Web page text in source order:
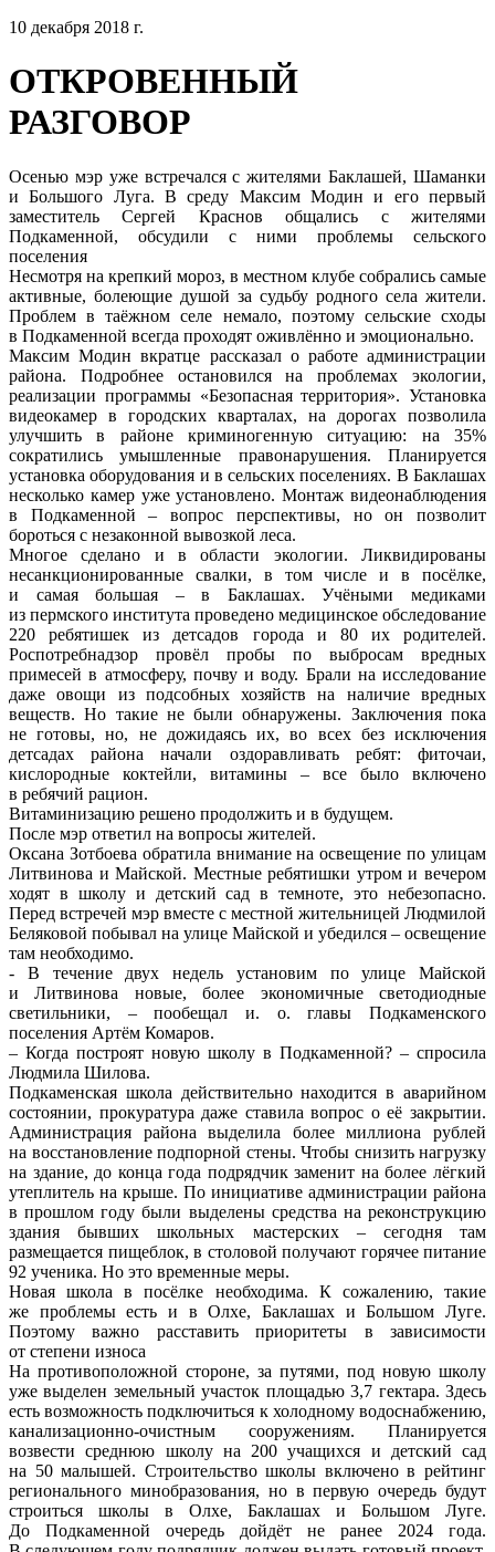
10 декабря 2018 г.
ОТКРОВЕННЫЙ
РАЗГОВОР
Осенью мэр уже встречался с жителями Баклашей, Шаманки
и Большого Луга. В среду Максим Модин и его первый
заместитель Сергей Краснов общались с жителями
Подкаменной, обсудили с ними проблемы сельского
поселения
Несмотря на крепкий мороз, в местном клубе собрались самые
активные, болеющие душой за судьбу родного села жители.
Проблем в таёжном селе немало, поэтому сельские сходы
в Подкаменной всегда проходят оживлённо и эмоционально.
Максим Модин вкратце рассказал о работе администрации
района. Подробнее остановился на проблемах экологии,
реализации программы «Безопасная территория». Установка
видеокамер в городских кварталах, на дорогах позволила
улучшить в районе криминогенную ситуацию: на 35%
сократились умышленные правонарушения. Планируется
установка оборудования и в сельских поселениях. В Баклашах
несколько камер уже установлено. Монтаж видеонаблюдения
в Подкаменной – вопрос перспективы, но он позволит
бороться с незаконной вывозкой леса.
Многое сделано и в области экологии. Ликвидированы
несанкционированные свалки, в том числе и в посёлке,
и самая большая – в Баклашах. Учёными медиками
из пермского института проведено медицинское обследование
220 ребятишек из детсадов города и 80 их родителей.
Роспотребнадзор провёл пробы по выбросам вредных
примесей в атмосферу, почву и воду. Брали на исследование
даже овощи из подсобных хозяйств на наличие вредных
веществ. Но такие не были обнаружены. Заключения пока
не готовы, но, не дожидаясь их, во всех без исключения
детсадах района начали оздоравливать ребят: фиточаи,
кислородные коктейли, витамины – все было включено
в ребячий рацион.
Витаминизацию решено продолжить и в будущем.
После мэр ответил на вопросы жителей.
Оксана Зотбоева обратила внимание на освещение по улицам
Литвинова и Майской. Местные ребятишки утром и вечером
ходят в школу и детский сад в темноте, это небезопасно.
Перед встречей мэр вместе с местной жительницей Людмилой
Беляковой побывал на улице Майской и убедился – освещение
там необходимо.
- В течение двух недель установим по улице Майской
и Литвинова новые, более экономичные светодиодные
светильники, – пообещал и. о. главы Подкаменского
поселения Артём Комаров.
– Когда построят новую школу в Подкаменной? – спросила
Людмила Шилова.
Подкаменская школа действительно находится в аварийном
состоянии, прокуратура даже ставила вопрос о её закрытии.
Администрация района выделила более миллиона рублей
на восстановление подпорной стены. Чтобы снизить нагрузку
на здание, до конца года подрядчик заменит на более лёгкий
утеплитель на крыше. По инициативе администрации района
в прошлом году были выделены средства на реконструкцию
здания бывших школьных мастерских – сегодня там
размещается пищеблок, в столовой получают горячее питание
92 ученика. Но это временные меры.
Новая школа в посёлке необходима. К сожалению, такие
же проблемы есть и в Олхе, Баклашах и Большом Луге.
Поэтому важно расставить приоритеты в зависимости
от степени износа
На противоположной стороне, за путями, под новую школу
уже выделен земельный участок площадью 3,7 гектара. Здесь
есть возможность подключиться к холодному водоснабжению,
канализационно-очистным сооружениям. Планируется
возвести среднюю школу на 200 учащихся и детский сад
на 50 малышей. Строительство школы включено в рейтинг
регионального минобразования, но в первую очередь будут
строиться школы в Олхе, Баклашах и Большом Луге.
До Подкаменной очередь дойдёт не ранее 2024 года.